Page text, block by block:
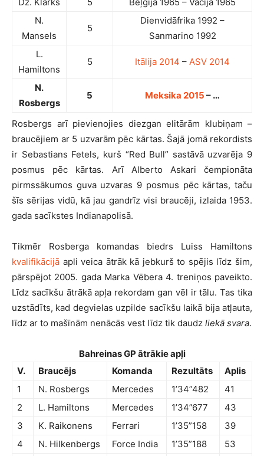
N.
Mansels
5
Dienvidāfrika 1992 –
Sanmarino 1992
L.
Hamiltons
5 Itālija 2014 – ASV 2014
N.
Rosbergs
5 Meksika 2015 – …
Rosbergs arī pievienojies diezgan elitārām klubiņam –
braucējiem ar 5 uzvarām pēc kārtas. Šajā jomā rekordists
ir Sebastians Fetels, kurš “Red Bull” sastāvā uzvarēja 9
posmus pēc kārtas. Arī Alberto Askari čempionāta
pirmssākumos guva uzvaras 9 posmus pēc kārtas, taču
šīs sērijas vidū, kā jau gandrīz visi braucēji, izlaida 1953.
gada sacīkstes Indianapolisā.
Tikmēr Rosberga komandas biedrs Luiss Hamiltons
kvalifikācijā apli veica ātrāk kā jebkurš to spējis līdz šim,
pārspējot 2005. gada Marka Vēbera 4. treniņos paveikto.
Līdz sacīkšu ātrākā apļa rekordam gan vēl ir tālu. Tas tika
uzstādīts, kad degvielas uzpilde sacīkšu laikā bija atļauta,
līdz ar to mašīnām nenācās vest līdz tik daudz liekā svara.
Bahreinas GP ātrākie apļi
V.
Braucējs Komanda Rezultāts
Aplis
1
N. Rosbergs Mercedes 1’34”482
41
2
L. Hamiltons Mercedes 1’34”677
43
3
K. Raikonens Ferrari 1’35”158
39
4
N. Hilkenbergs Force India 1’35”188
53